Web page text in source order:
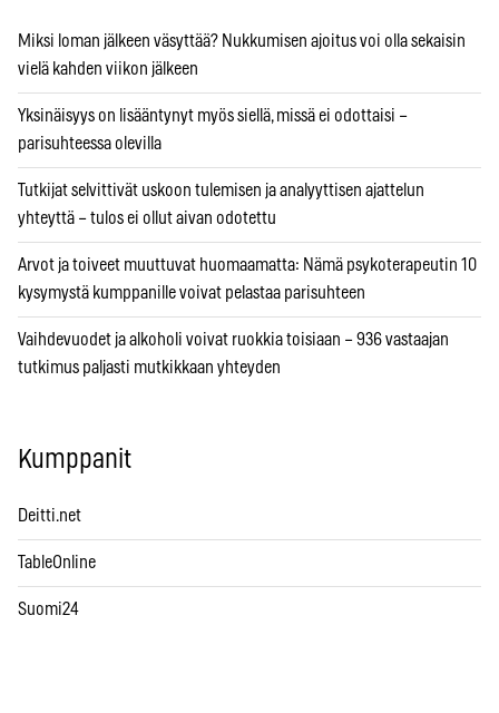
Miksi loman jälkeen väsyttää? Nukkumisen ajoitus voi olla sekaisin
vielä kahden viikon jälkeen
Yksinäisyys on lisääntynyt myös siellä, missä ei odottaisi –
parisuhteessa olevilla
Tutkijat selvittivät uskoon tulemisen ja analyyttisen ajattelun
yhteyttä – tulos ei ollut aivan odotettu
Arvot ja toiveet muuttuvat huomaamatta: Nämä psykoterapeutin 10
kysymystä kumppanille voivat pelastaa parisuhteen
Vaihdevuodet ja alkoholi voivat ruokkia toisiaan – 936 vastaajan
tutkimus paljasti mutkikkaan yhteyden
Kumppanit
Deitti.net
TableOnline
Suomi24